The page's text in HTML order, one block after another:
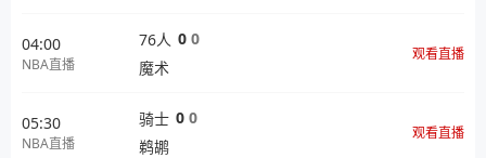
04:00
NBA直播
76人
魔术
0 0
观看直播
05:30
NBA直播
骑士
鹈鹕
0 0
观看直播